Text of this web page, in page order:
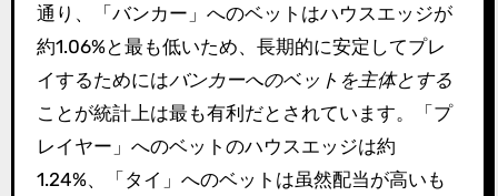
通り、「バンカー」へのベットはハウスエッジが
約1.06%と最も低いため、長期的に安定してプレ
イするためにはバンカーへのベットを主体とする
ことが統計上は最も有利だとされています。「プ
レイヤー」へのベットのハウスエッジは約
1.24%、「タイ」へのベットは虽然配当が高いも